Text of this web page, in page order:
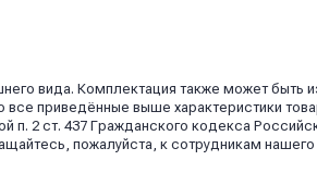
вида. Комплектация также может быть
приведённые выше характеристики
п. 2 ст. 437 Гражданского кодекса
пожалуйста, к сотрудникам